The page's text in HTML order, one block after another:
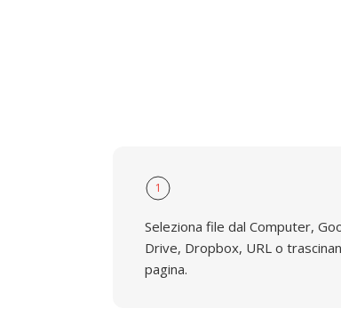
1
Seleziona file dal Computer,
Drive, Dropbox, URL o
pagina.